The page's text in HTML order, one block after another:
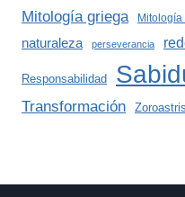
Mitología griega Mitología
naturaleza perseverancia
Responsabilidad
Transformación